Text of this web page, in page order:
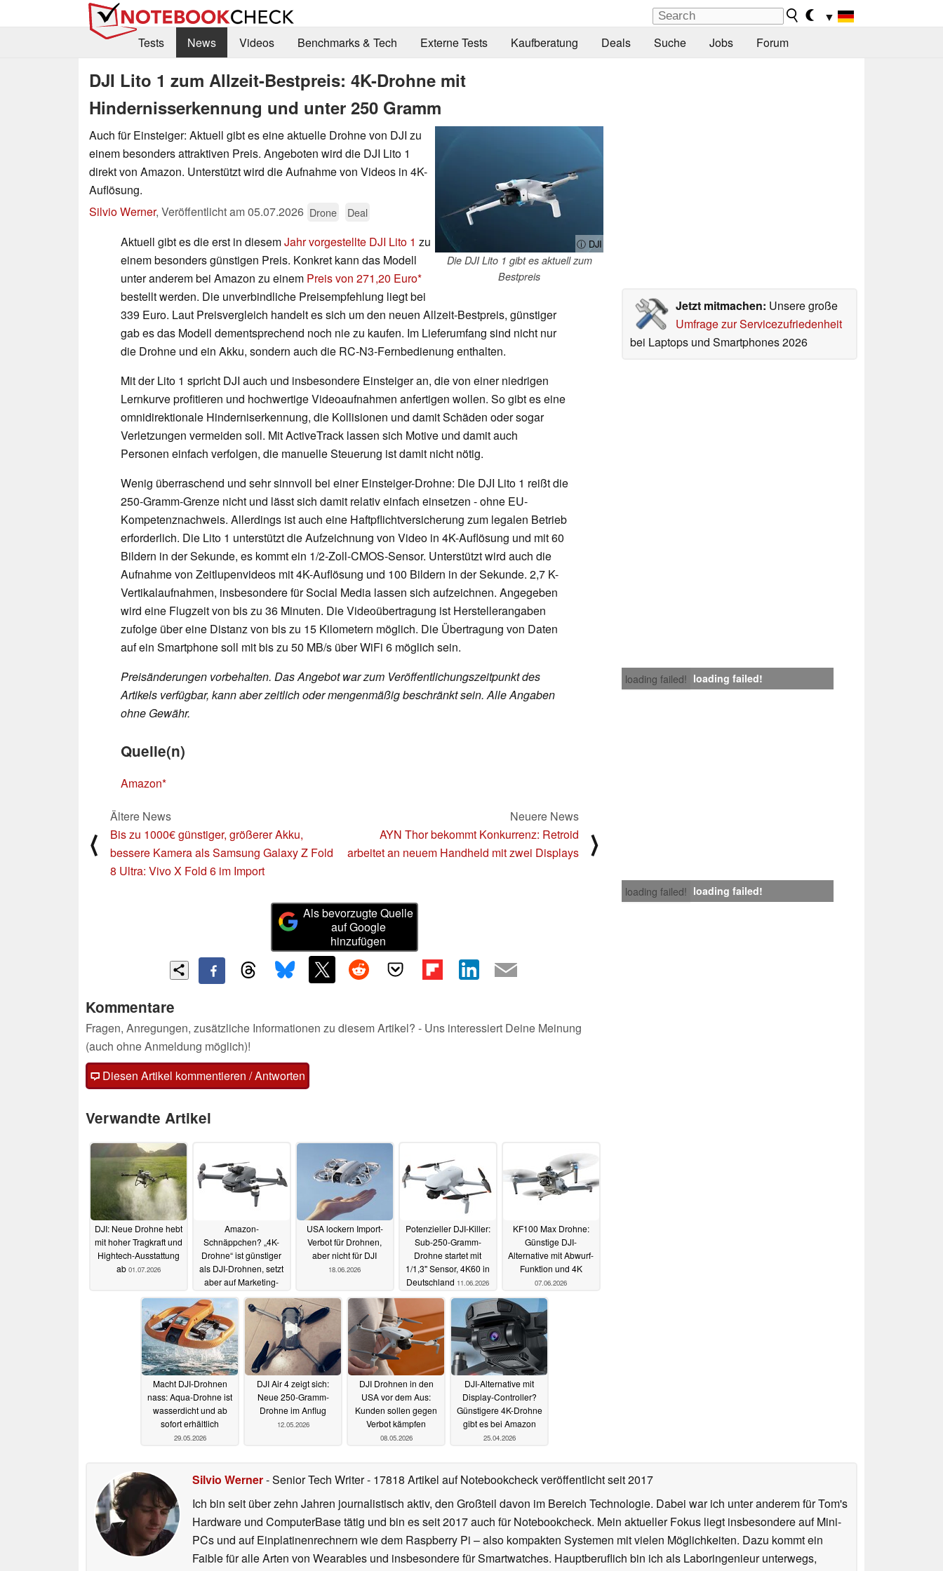
▼
Tests
News Videos Benchmarks & Tech Externe Tests Kaufberatung Deals Suche Jobs Forum
DJI Lito 1 zum Allzeit-Bestpreis: 4K-Drohne mit
Hindernisserkennung und unter 250 Gramm
ⓘ DJI
Die DJI Lito 1 gibt es aktuell zum
Bestpreis
Auch für Einsteiger: Aktuell gibt es eine aktuelle Drohne von DJI zu
einem besonders attraktiven Preis. Angeboten wird die DJI Lito 1
direkt von Amazon. Unterstützt wird die Aufnahme von Videos in 4K-
Auflösung.
Silvio Werner, Veröffentlicht am05.07.2026 Drone Deal
Jetzt mitmachen: Unsere große
Umfrage zur Servicezufriedenheit
bei Laptops und Smartphones 2026
Aktuell gibt es die erst in diesemJahr vorgestellte DJI Lito 1 zu
einem besonders günstigen Preis. Konkret kann das Modell
unter anderem bei Amazon zu einem Preis von 271,20 Euro
bestellt werden. Die unverbindliche Preisempfehlung liegt bei
339 Euro. Laut Preisvergleich handelt es sich um den neuen Allzeit-Bestpreis, günstiger
gab es das Modell dementsprechend noch nie zu kaufen. Im Lieferumfang sind nicht nur
die Drohne und ein Akku, sondern auch die RC-N3-Fernbedienung enthalten.
Mit der Lito 1 spricht DJI auch und insbesondere Einsteiger an, die von einer niedrigen
Lernkurve profitieren und hochwertige Videoaufnahmen anfertigen wollen. So gibt es eine
omnidirektionale Hinderniserkennung, die Kollisionen und damit Schäden oder sogar
Verletzungen vermeiden soll. Mit ActiveTrack lassen sich Motive und damit auch
Personen einfach verfolgen, die manuelle Steuerung ist damit nicht nötig.
Wenig überraschend und sehr sinnvoll bei einer Einsteiger-Drohne: Die DJI Lito 1 reißt die
250-Gramm-Grenze nicht und lässt sich damit relativ einfach einsetzen - ohne EU-
Kompetenznachweis. Allerdings ist auch eine Haftpflichtversicherung zum legalen Betrieb
erforderlich. Die Lito 1 unterstützt die Aufzeichnung von Video in 4K-Auflösung und mit 60
Bildern in der Sekunde, es kommt ein 1/2-Zoll-CMOS-Sensor. Unterstützt wird auch die
Aufnahme von Zeitlupenvideos mit 4K-Auflösung und 100 Bildern in der Sekunde. 2,7 K-
Vertikalaufnahmen, insbesondere für Social Media lassen sich aufzeichnen. Angegeben
wird eine Flugzeit von bis zu 36 Minuten. Die Videoübertragung ist Herstellerangaben
zufolge über eine Distanz von bis zu 15 Kilometern möglich. Die Übertragung von Daten
auf ein Smartphone soll mit bis zu 50 MB/s über WiFi 6 möglich sein.
loading failed! loading failed!
Preisänderungen vorbehalten. Das Angebot war zum Veröffentlichungszeitpunkt des
Artikels verfügbar, kann aber zeitlich oder mengenmäßig beschränkt sein. Alle Angaben
ohne Gewähr.
Quelle(n)
Amazon
⟨
Ältere News
Bis zu 1000€ günstiger, größerer Akku,
bessere Kamera als Samsung Galaxy Z Fold
8 Ultra: Vivo X Fold 6 im Import
Neuere News
AYN Thor bekommt Konkurrenz: Retroid
arbeitet an neuem Handheld mit zwei Displays
⟩
loading failed! loading failed!
Als bevorzugte Quelle
auf Google
hinzufügen
Kommentare
Fragen, Anregungen, zusätzliche Informationen zu diesem Artikel? - Uns interessiert Deine Meinung
(auch ohne Anmeldung möglich)!
Diesen Artikel kommentieren / Antworten
Verwandte Artikel
DJI: Neue Drohne hebt
mit hoher Tragkraft und
Hightech-Ausstattung
ab 01.07.2026
Amazon-
Schnäppchen? „4K-
Drohne“ ist günstiger
als DJI-Drohnen, setzt
aber auf Marketing-
Tricks
20.06.2026
USA lockern Import-
Verbot für Drohnen,
aber nicht für DJI
18.06.2026
Potenzieller DJI-Killer:
Sub-250-Gramm-
Drohne startet mit
1/1,3" Sensor, 4K60 in
Deutschland 11.06.2026
KF100 Max Drohne:
Günstige DJI-
Alternative mit Abwurf-
Funktion und 4K
07.06.2026
Macht DJI-Drohnen
nass: Aqua-Drohne ist
wasserdicht und ab
sofort erhältlich
29.05.2026
DJI Air 4 zeigt sich:
Neue 250-Gramm-
Drohne im Anflug
12.05.2026
DJI Drohnen in den
USA vor dem Aus:
Kunden sollen gegen
Verbot kämpfen
08.05.2026
DJI-Alternative mit
Display-Controller?
Günstigere 4K-Drohne
gibt es bei Amazon
25.04.2026
Silvio Werner- Senior Tech Writer- 17818 Artikel auf Notebookcheck veröffentlichtseit 2017
Ich bin seit über zehn Jahren journalistisch aktiv, den Großteil davon im Bereich Technologie. Dabei war ich unter anderem für Tom's
Hardware und ComputerBase tätig und bin es seit 2017 auch für Notebookcheck. Mein aktueller Fokus liegt insbesondere auf Mini-
PCs und auf Einplatinenrechnern wie dem Raspberry Pi – also kompakten Systemen mit vielen Möglichkeiten. Dazu kommt ein
Faible für alle Arten von Wearables und insbesondere für Smartwatches. Hauptberuflich bin ich als Laboringenieur unterwegs,